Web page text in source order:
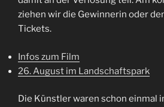
ziehen wir die Gewinnerin oder
Tickets.
Infos zum Film
26. August im Landschaftspark
Die Künstler waren schon einmal